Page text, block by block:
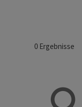
0Ergebnisse